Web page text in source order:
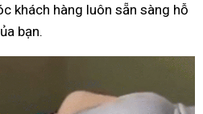
khách hàng luôn sẵn sàng hỗ
bạn.